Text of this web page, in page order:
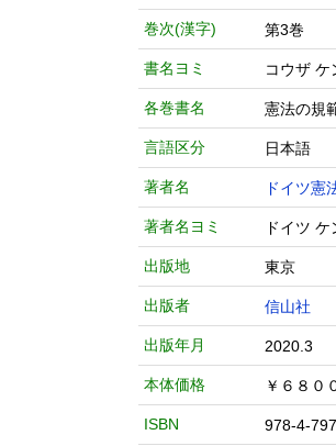
巻次(漢字) 第3巻
書名ヨミ コウザ ケ
各巻書名 憲法の規
言語区分 日本語
著者名 ドイツ憲
著者名ヨミ ドイツ
出版地 東京
出版者 信山社
出版年月 2020.3
本体価格 ￥６８０
ISBN 978-4-